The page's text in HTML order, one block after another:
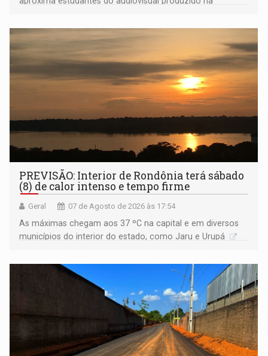
PREVISÃO: Interior de Rondônia terá sábado
(8) de calor intenso e tempo firme
Geral 07 de Agosto de 2026 às 17:54
As máximas chegam aos 37 ºC na capital e em diversos
municípios do interior do estado, como Jaru e Urupá